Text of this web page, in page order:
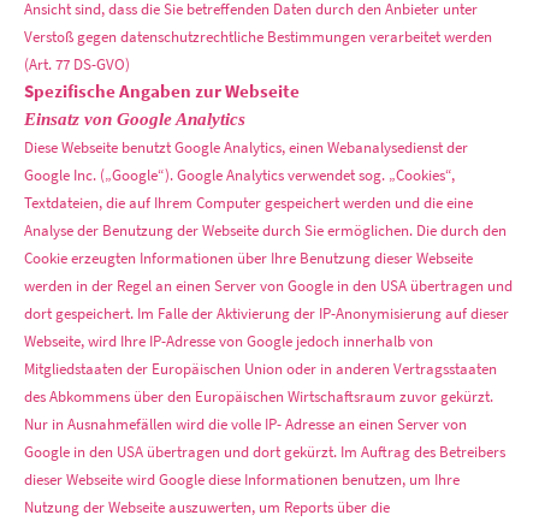
Ansicht sind, dass die Sie betreffenden Daten durch den Anbieter unter
Verstoß gegen datenschutzrechtliche Bestimmungen verarbeitet werden
(Art. 77 DS-GVO)
Spezifische Angaben zur Webseite
Einsatz von Google Analytics
Diese Webseite benutzt Google Analytics, einen Webanalysedienst der
Google Inc. („Google“). Google Analytics verwendet sog. „Cookies“,
Textdateien, die auf Ihrem Computer gespeichert werden und die eine
Analyse der Benutzung der Webseite durch Sie ermöglichen. Die durch den
Cookie erzeugten Informationen über Ihre Benutzung dieser Webseite
werden in der Regel an einen Server von Google in den USA übertragen und
dort gespeichert. Im Falle der Aktivierung der IP-Anonymisierung auf dieser
Webseite, wird Ihre IP-Adresse von Google jedoch innerhalb von
Mitgliedstaaten der Europäischen Union oder in anderen Vertragsstaaten
des Abkommens über den Europäischen Wirtschaftsraum zuvor gekürzt.
Nur in Ausnahmefällen wird die volle IP- Adresse an einen Server von
Google in den USA übertragen und dort gekürzt. Im Auftrag des Betreibers
dieser Webseite wird Google diese Informationen benutzen, um Ihre
Nutzung der Webseite auszuwerten, um Reports über die